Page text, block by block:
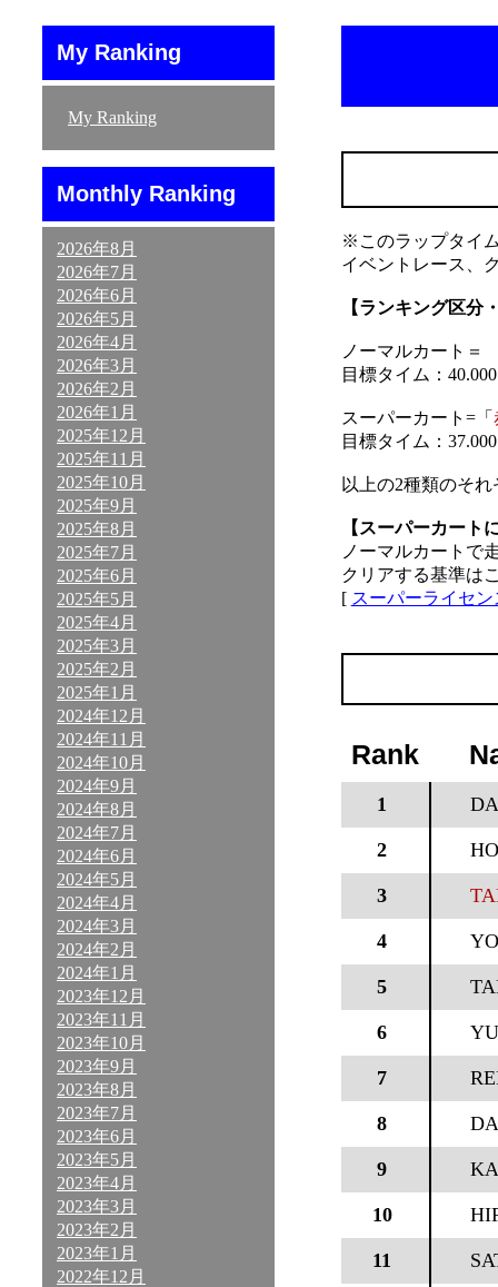
My Ranking
My Ranking
Monthly Ranking
2026年8月
2026年7月
2026年6月
2026年5月
2026年4月
2026年3月
2026年2月
2026年1月
2025年12月
2025年11月
2025年10月
2025年9月
2025年8月
2025年7月
2025年6月
2025年5月
2025年4月
2025年3月
2025年2月
2025年1月
2024年12月
2024年11月
2024年10月
2024年9月
2024年8月
2024年7月
2024年6月
2024年5月
2024年4月
2024年3月
2024年2月
2024年1月
2023年12月
2023年11月
2023年10月
2023年9月
2023年8月
2023年7月
2023年6月
2023年5月
2023年4月
2023年3月
2023年2月
2023年1月
2022年12月
※このラップタイ
イベントレース、
【ランキング区分
ノーマルカート＝
目標タイム：
スーパーカート=「
目標タイム：
以上の2種類のそ
【スーパーカート
ノーマルカートで
クリアする基準は
[ スーパーライセ
Rank
1
2
3
4
5
6
7
8
9
10
11